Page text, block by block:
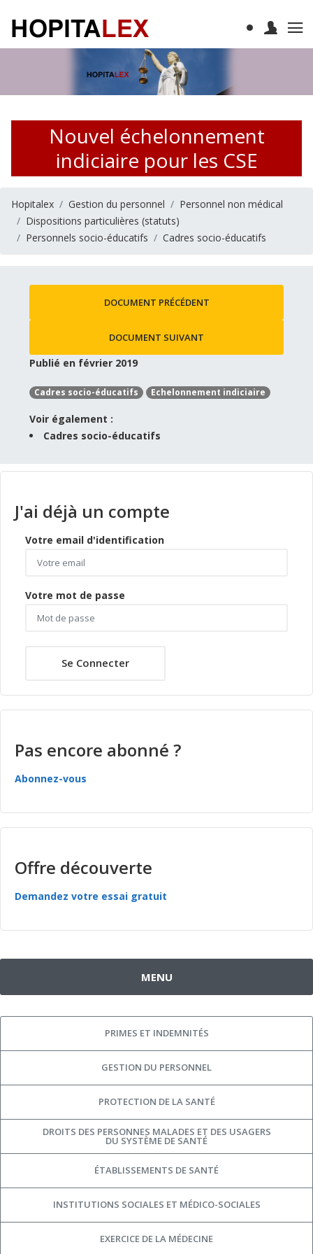
Nouvel échelonnement
indiciaire pour les CSE
Hopitalex Gestion du personnel
Personnel non médical
Dispositions particulières (statuts)
Personnels socio-éducatifs
Cadres socio-éducatifs
DOCUMENT PRÉCÉDENT
DOCUMENT SUIVANT
Publié en février 2019
Cadres socio-éducatifs Echelonnement indiciaire
Voir également :
Cadres socio-éducatifs
J'ai déjà un compte
Votre email d'identification
Votre mot de passe
Se Connecter
Pas encore abonné ?
Abonnez-vous
Offre découverte
Demandez votre essai gratuit
MENU
PRIMES ET INDEMNITÉS
GESTION DU PERSONNEL
PROTECTION DE LA SANTÉ
DROITS DES PERSONNES MALADES ET DES USAGERS
DU SYSTÈME DE SANTÉ
ÉTABLISSEMENTS DE SANTÉ
INSTITUTIONS SOCIALES ET MÉDICO-SOCIALES
EXERCICE DE LA MÉDECINE